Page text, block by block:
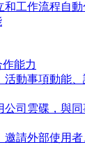
和工作流程自
能力
活動事項動能
公司雲碟，與
邀請外部使用